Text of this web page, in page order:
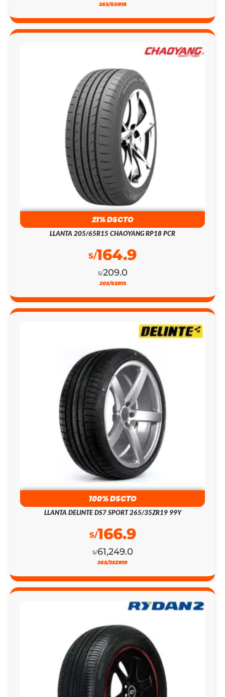
265/60R18
21% DSCTO
LLANTA 205/65R15 CHAOYANG RP18 PCR
S/209.0
S/164.9
205/65R15
100% DSCTO
LLANTA DELINTE DS7 SPORT 265/35ZR19 99Y
S/61,249.0
S/166.9
265/35ZR19